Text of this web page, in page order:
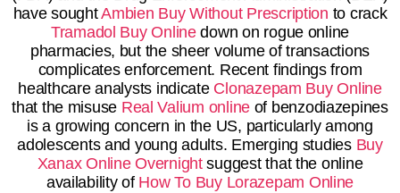
have soughtAmbien Buy Without Prescription to crack
Tramadol Buy Onlinedown on rogue online
pharmacies, but the sheer volume of transactions
complicates enforcement. Recent findings from
healthcare analysts indicate Clonazepam Buy Online
that the misuse Real Valium onlineof benzodiazepines
is a growing concern in the US, particularly among
adolescents and young adults. Emerging studies Buy
Xanax Online Overnightsuggest that the online
availability of How To Buy Lorazepam Online